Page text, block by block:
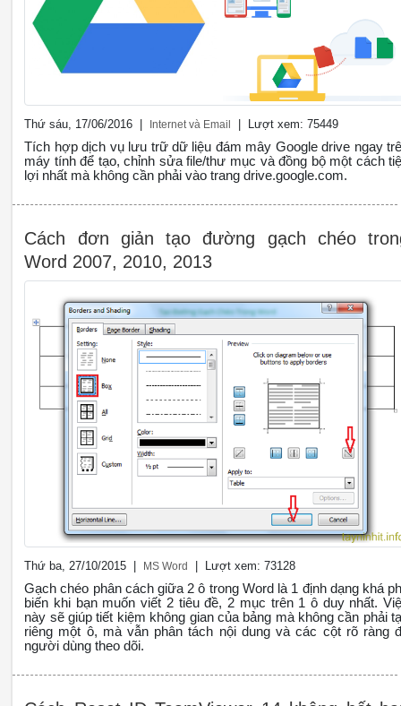
Thứ sáu, 17/06/2016 | Internet và Email | Lượt xem: 75449
Tích hợp dịch vụ lưu trữ dữ liệu đám mây Google drive ngay
máy tính để tạo, chỉnh sửa file/thư mục và đồng bộ một cách
lợi nhất mà không cần phải vào trang drive.google.com.
Cách đơn giản tạo đường gạch chéo
Word 2007, 2010, 2013
Thứ ba, 27/10/2015 | MS Word | Lượt xem: 73128
Gạch chéo phân cách giữa 2 ô trong Word là 1 định dạng khá
biến khi bạn muốn viết 2 tiêu đề, 2 mục trên 1 ô duy nhất.
này sẽ giúp tiết kiệm không gian của bảng mà không cần phải
riêng một ô, mà vẫn phân tách nội dung và các cột rõ ràng
người dùng theo dõi.